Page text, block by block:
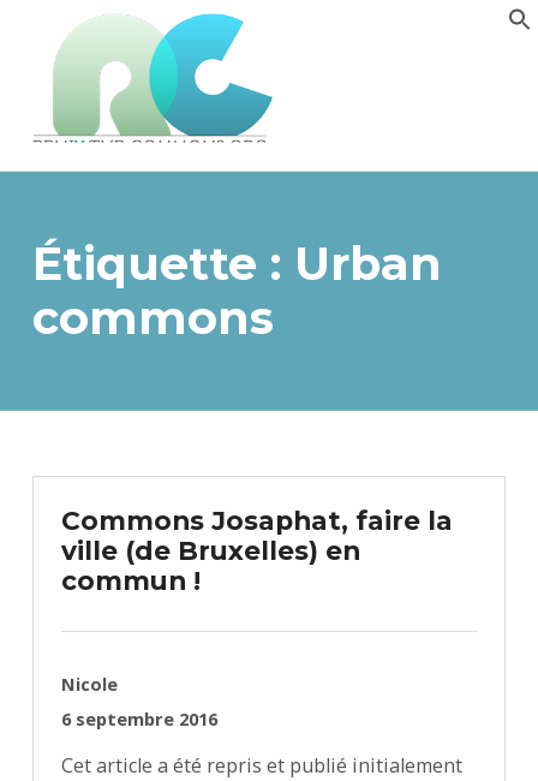
PLATEFORME MULTIMÉDIA OUVERTE ET COLLABORATIVE SUR LES COMMUNS
Étiquette : Urban
commons
Commons Josaphat, faire la
ville (de Bruxelles) en
commun !
RÉDIGÉ PAR :
Nicole
PUBLIÉ SUR :
6 septembre 2016
Cet article a été repris et publié initialement